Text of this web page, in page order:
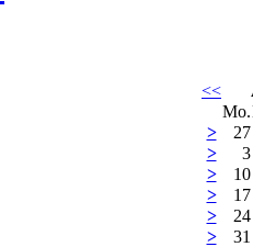
<<
Mo.
>
27
>
3
>
10
>
17
>
24
>
31